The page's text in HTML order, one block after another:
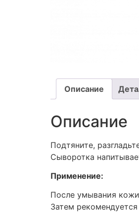
Описание
Описание
Подтяните,
Сыворотка
Применение:
После умывания
Затем